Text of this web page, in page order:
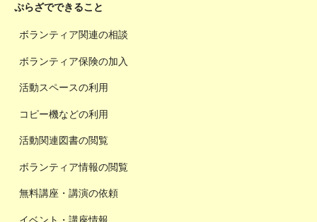
ぷらざでできること
ボランティア関連の相談
ボランティア保険の加入
活動スペースの利用
コピー機などの利用
活動関連図書の閲覧
ボランティア情報の閲覧
無料講座・講演の依頼